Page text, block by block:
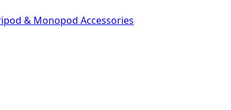
& Monopod Accessories